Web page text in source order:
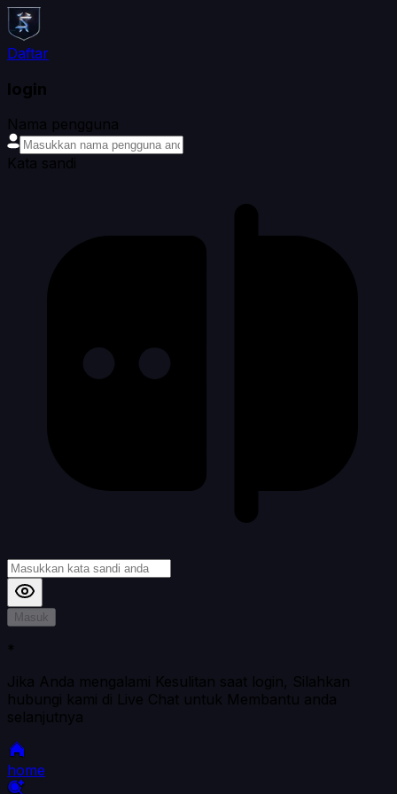
Daftar
login
Nama pengguna
Kata sandi
Masuk
*
Jika Anda mengalami Kesulitan saat login, Silahkan
hubungi kami di Live Chat untuk Membantu anda
selanjutnya
home